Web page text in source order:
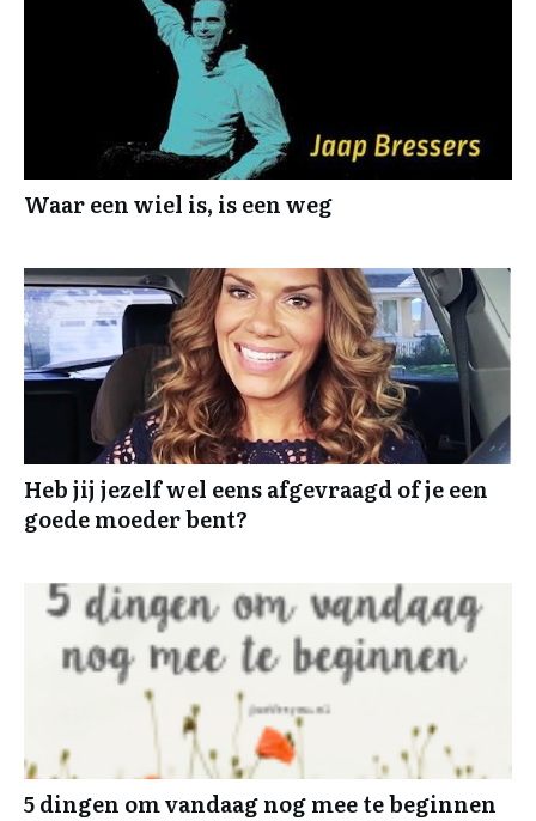
Waar een wiel is, is een weg
Heb jij jezelf wel eens afgevraagd of je een
goede moeder bent?
5 dingen om vandaag nog mee te beginnen